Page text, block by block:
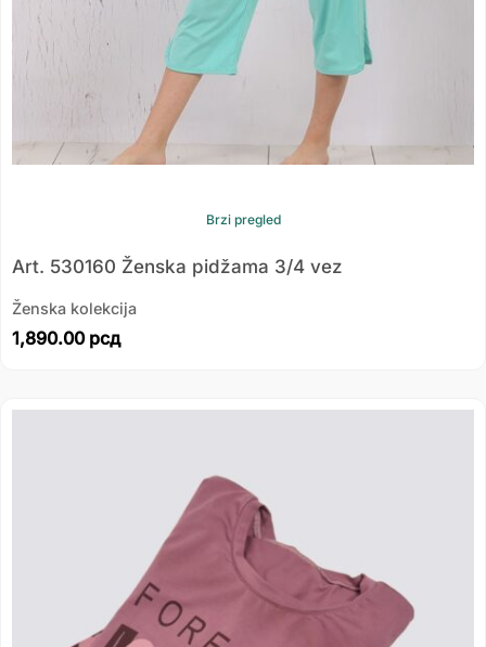
Brzi pregled
Art. 530160 Ženska pidžama 3/4 vez
Ženska kolekcija
1,890.00 рсд